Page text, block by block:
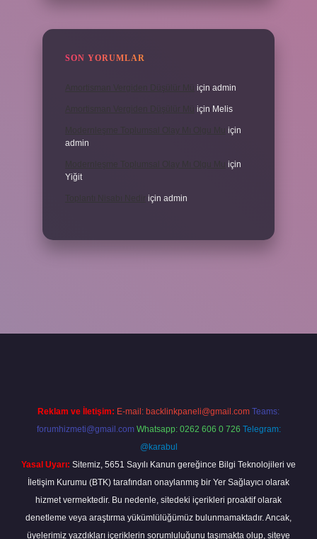
SON YORUMLAR
için admin
için Melis
için
admin
için
Yiğit
için admin
Reklam ve İletişim: E-mail: backlinkpaneli@gmail.com Teams:
forumhizmeti@gmail.com Whatsapp: 0262 606 0 726 Telegram:
@karabul
Yasal Uyarı: Sitemiz, 5651 Sayılı Kanun gereğince Bilgi Teknolojileri ve
İletişim Kurumu (BTK) tarafından onaylanmış bir Yer Sağlayıcı olarak
hizmet vermektedir. Bu nedenle, sitedeki içerikleri proaktif olarak
denetleme veya araştırma yükümlülüğümüz bulunmamaktadır. Ancak,
üyelerimiz yazdıkları içeriklerin sorumluluğunu taşımakta olup, siteye